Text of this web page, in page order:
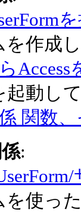
を作成
Access
起動し
関数
:
を使っ